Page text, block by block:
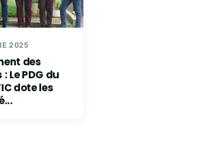
2025
des
Le PDG du
dote les